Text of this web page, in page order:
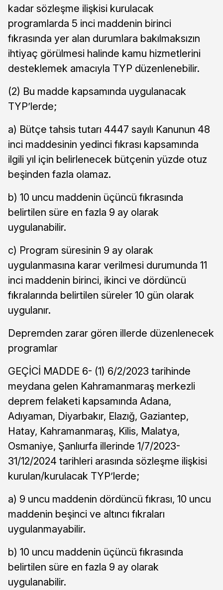
kadar sözleşme ilişkisi kurulacak
programlarda 5 inci maddenin birinci
fıkrasında yer alan durumlara bakılmaksızın
ihtiyaç görülmesi halinde kamu hizmetlerini
desteklemek amacıyla TYP düzenlenebilir.
(2) Bu madde kapsamında uygulanacak
TYP’lerde;
a) Bütçe tahsis tutarı 4447 sayılı Kanunun 48
inci maddesinin yedinci fıkrası kapsamında
ilgili yıl için belirlenecek bütçenin yüzde otuz
beşinden fazla olamaz.
b) 10 uncu maddenin üçüncü fıkrasında
belirtilen süre en fazla 9 ay olarak
uygulanabilir.
c) Program süresinin 9 ay olarak
uygulanmasına karar verilmesi durumunda 11
inci maddenin birinci, ikinci ve dördüncü
fıkralarında belirtilen süreler 10 gün olarak
uygulanır.
Depremden zarar gören illerde düzenlenecek
programlar
GEÇİCİ MADDE 6- (1) 6/2/2023 tarihinde
meydana gelen Kahramanmaraş merkezli
deprem felaketi kapsamında Adana,
Adıyaman, Diyarbakır, Elazığ, Gaziantep,
Hatay, Kahramanmaraş, Kilis, Malatya,
Osmaniye, Şanlıurfa illerinde 1/7/2023-
31/12/2024 tarihleri arasında sözleşme ilişkisi
kurulan/kurulacak TYP’lerde;
a) 9 uncu maddenin dördüncü fıkrası, 10 uncu
maddenin beşinci ve altıncı fıkraları
uygulanmayabilir.
b) 10 uncu maddenin üçüncü fıkrasında
belirtilen süre en fazla 9 ay olarak
uygulanabilir.